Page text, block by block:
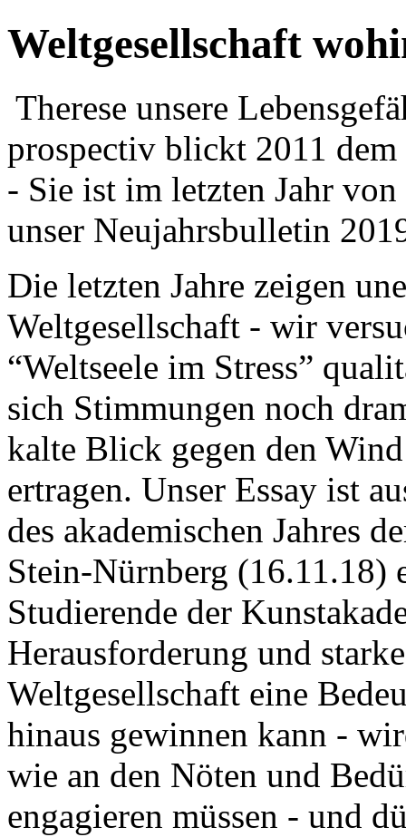
Weltgesellschaft
Therese unsere
prospectiv blickt 2011
- Sie ist im letzten Jahr
unser Neujahrsbulletin
Die letzten Jahre zeigen
Weltgesellschaft - wir
“Weltseele im Stress”
sich Stimmungen noch
kalte Blick gegen den
ertragen. Unser Essay ist
des akademischen Jahres
Stein-Nürnberg (16.11.18)
Studierende der
Herausforderung und
Weltgesellschaft eine
hinaus gewinnen kann -
wie an den Nöten und
engagieren müssen - und